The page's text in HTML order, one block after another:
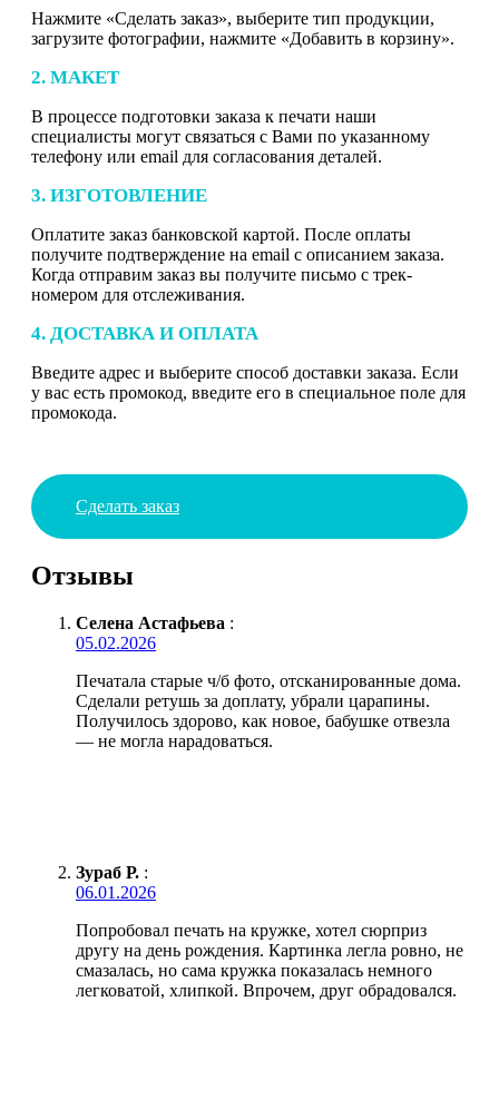
Нажмите «Сделать заказ», выберите тип продукции,
загрузите фотографии, нажмите «Добавить в корзину».
2. МАКЕТ
В процессе подготовки заказа к печати наши
специалисты могут связаться с Вами по указанному
телефону или email для согласования деталей.
3. ИЗГОТОВЛЕНИЕ
Оплатите заказ банковской картой. После оплаты
получите подтверждение на email с описанием заказа.
Когда отправим заказ вы получите письмо с трек-
номером для отслеживания.
4. ДОСТАВКА И ОПЛАТА
Введите адрес и выберите способ доставки заказа. Если
у вас есть промокод, введите его в специальное поле для
промокода.
Сделать заказ
Отзывы
Селена Астафьева :
05.02.2026
Печатала старые ч/б фото, отсканированные дома.
Сделали ретушь за доплату, убрали царапины.
Получилось здорово, как новое, бабушке отвезла
— не могла нарадоваться.
Зураб Р. :
06.01.2026
Попробовал печать на кружке, хотел сюрприз
другу на день рождения. Картинка легла ровно, не
смазалась, но сама кружка показалась немного
легковатой, хлипкой. Впрочем, друг обрадовался.